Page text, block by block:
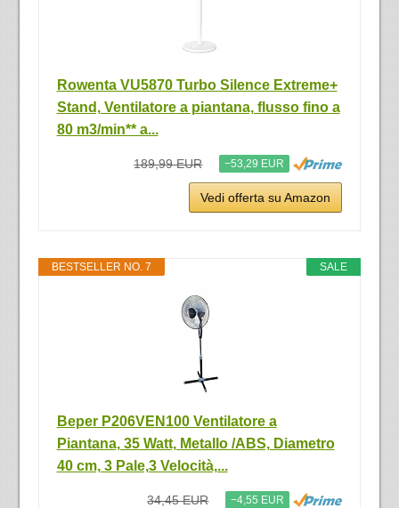
Rowenta VU5870 Turbo Silence Extreme+
Stand, Ventilatore a piantana, flusso fino a
80 m3/min** a...
189,99 EUR −53,29 EUR
Vedi offerta su Amazon
SALE
BESTSELLER NO. 7
Beper P206VEN100 Ventilatore a
Piantana, 35 Watt, Metallo /ABS, Diametro
40 cm, 3 Pale,3 Velocità,...
34,45 EUR −4,55 EUR